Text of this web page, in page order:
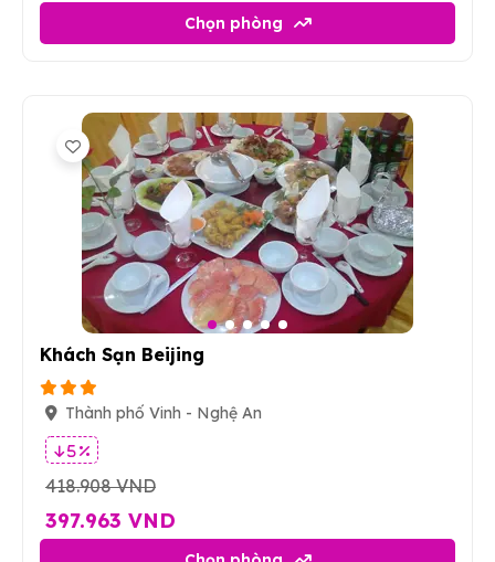
Chọn phòng
Khách Sạn Beijing
Thành phố Vinh - Nghệ An
5 %
418.908 VND
397.963 VND